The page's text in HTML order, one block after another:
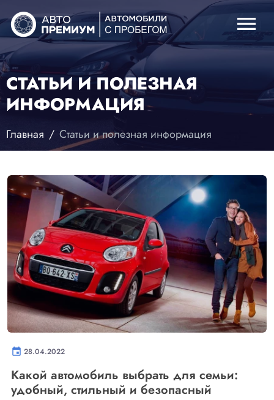
menu
СТАТЬИ И ПОЛЕЗНАЯ
ИНФОРМАЦИЯ
Главная Статьи и полезная информация
event 28.04.2022
Какой автомобиль выбрать для семьи:
удобный, стильный и безопасный